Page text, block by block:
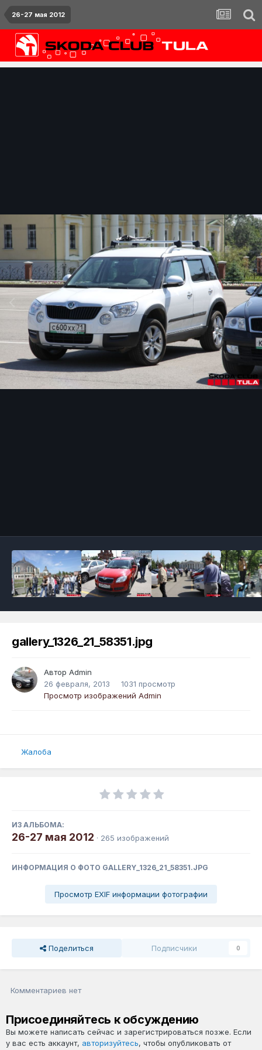
26-27 мая 2012
gallery_1326_21_58351.jpg
Автор Admin
26 февраля, 2013
1031 просмотр
Просмотр изображений Admin
Жалоба
ИЗ АЛЬБОМА:
26-27 мая 2012 · 265 изображений
ИНФОРМАЦИЯ О ФОТО GALLERY_1326_21_58351.JPG
Просмотр EXIF информации фотографии
Поделиться Подписчики 0
Комментариев нет
Присоединяйтесь к обсуждению
Вы можете написать сейчас и зарегистрироваться позже. Если
у вас есть аккаунт, авторизуйтесь, чтобы опубликовать от